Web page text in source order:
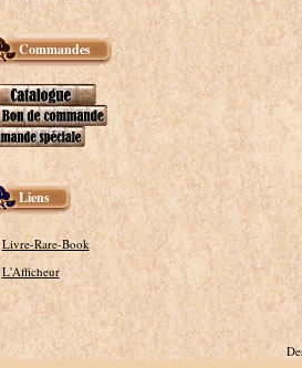
Commandes
Liens
Livre-Rare-Book
L'Afficheur